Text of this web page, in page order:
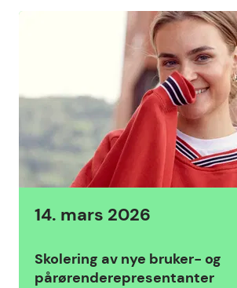
14. mars 2026
Skolering av nye bruker- og
pårørenderepresentanter